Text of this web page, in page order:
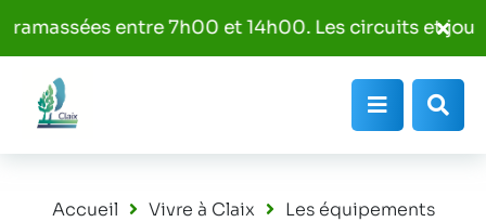
Aller à la recherche
entre 7h00 et 14h00. Les circuits et jours
Menu
Accueil Vivre à Claix
Les équipements